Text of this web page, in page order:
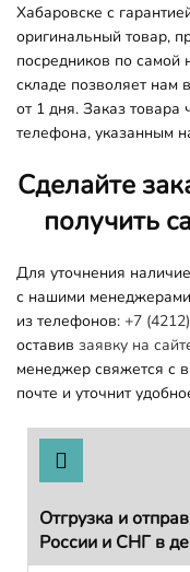
Хабаровске с
оригинальный товар,
посредников по самой
складе позволяет нам
от 1 дня. Заказ
телефона, указанным
Сделайте
получить
Для уточнения
с нашими
из телефонов: +7
оставив заявку на
менеджер свяжется с
почте и уточнит
Отгрузка и
России и СНГ в